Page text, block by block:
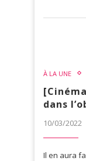
À LA UNE
dans
10/03/2022
Il en aura